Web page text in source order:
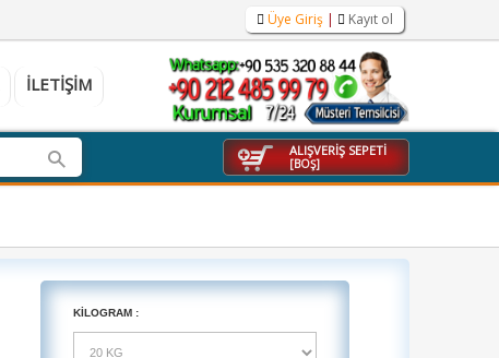
Üye Giriş | Kayıt ol
ILETIŞIM
ALIŞVERIŞ SEPETI
[BOŞ]
KILOGRAM :